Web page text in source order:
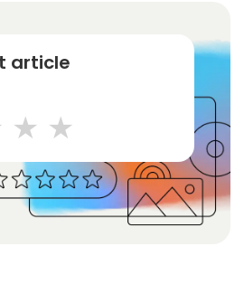
article
stars
4 stars
5 stars